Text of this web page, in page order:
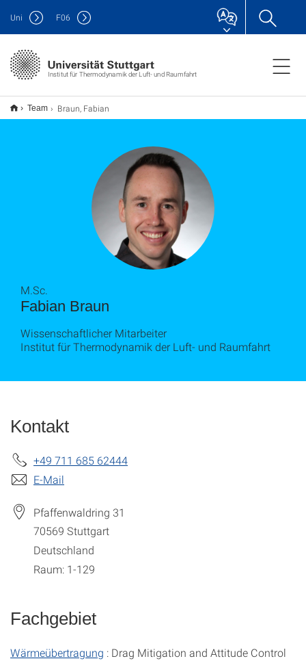
Institut für Thermodynamik der Luft- und Raumfahrt
Uni F06
Team Braun, Fabian
Fabian Braun
M.Sc.
Wissenschaftlicher Mitarbeiter
Institut für Thermodynamik der Luft- und Raumfahrt
Kontakt
+49 711 685 62444
E-Mail
Pfaffenwaldring 31
70569 Stuttgart
Deutschland
Raum: 1-129
Fachgebiet
Wärmeübertragung : Drag Mitigation and Attitude Control